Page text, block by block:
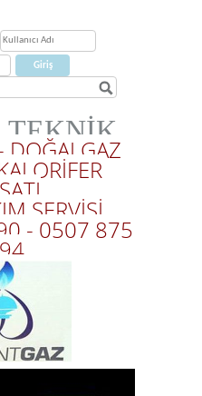
TEKNİK
DOĞALGAZ
SERVİSİ
- 0507 875